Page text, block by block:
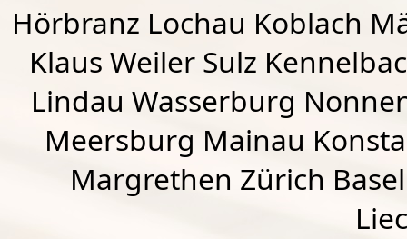
Hörbranz Lochau Koblach
Klaus Weiler Sulz
Lindau Wasserburg
Meersburg Mainau
Margrethen Zürich